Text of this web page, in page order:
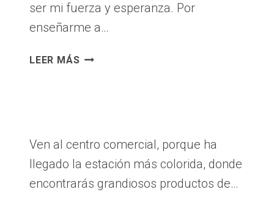
ser mi fuerza y esperanza. Por
enseñarme a…
LEER MÁS DÍA
Ven al centro comercial, porque ha
llegado la estación más colorida, donde
encontrarás grandiosos productos de…